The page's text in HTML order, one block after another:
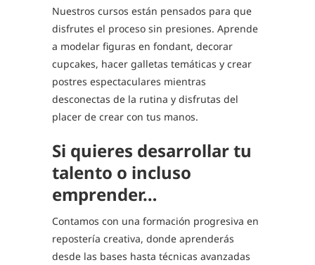
Nuestros cursos están pensados para que
disfrutes el proceso sin presiones. Aprende
a modelar figuras en fondant, decorar
cupcakes, hacer galletas temáticas y crear
postres espectaculares mientras
desconectas de la rutina y disfrutas del
placer de crear con tus manos.
Si quieres desarrollar tu
talento o incluso
emprender…
Contamos con una formación progresiva en
repostería creativa, donde aprenderás
desde las bases hasta técnicas avanzadas